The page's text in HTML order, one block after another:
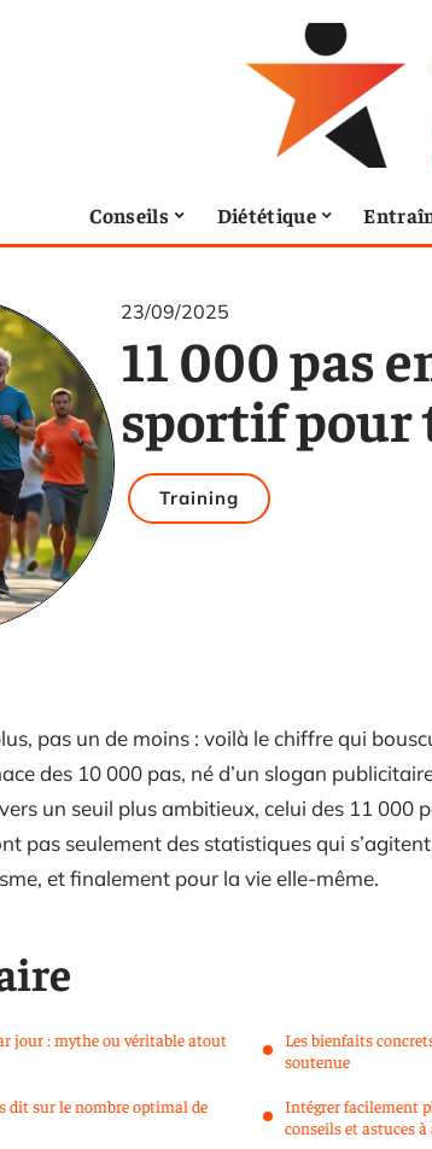
Conseils Diététique
23/09/2025
11 000 pas
sportif pour
Training
pas un de moins : voilà le chiffre qui
des 10 000 pas, né d’un slogan
un seuil plus ambitieux, celui des 11 000
pas seulement des statistiques qui
et finalement pour la vie elle-même.
jour : mythe ou véritable atout
dit sur le nombre optimal de
Les bienfaits
soutenue
Intégrer facilement
conseils et astuces